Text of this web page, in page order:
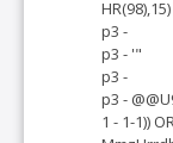
p3 -
p3 - '"
p3 -
p3 -
1 - 1-1))